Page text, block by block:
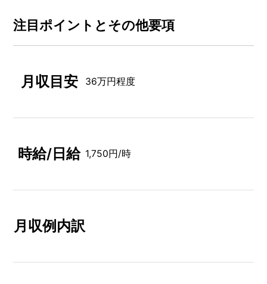
注⽬ポイントとその他要項
月収目安 36万円程度
時給/日給 1,750円/時
月収例内訳